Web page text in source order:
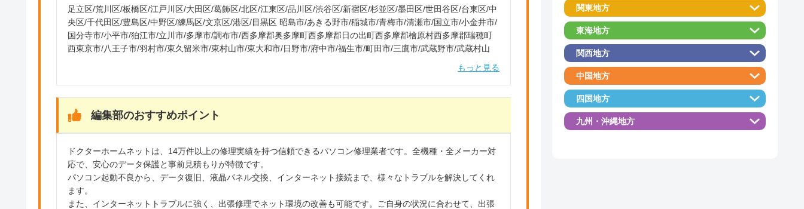
足立区/荒川区/板橋区/江戸川区/大田区/葛飾区/北区/江東区/品川区/渋谷区/新宿区/杉並区/墨田区/世田谷区/台東区/中
央区/千代田区/豊島区/中野区/練馬区/文京区/港区/目黒区 昭島市/あきる野市/稲城市/青梅市/清瀬市/国立市/小金井市/
国分寺市/小平市/狛江市/立川市/多摩市/調布市/西多摩郡奥多摩町西多摩郡日の出町西多摩郡檜原村西多摩郡瑞穂町
西東京市/八王子市/羽村市/東久留米市/東村山市/東大和市/日野市/府中市/福生市/町田市/三鷹市/武蔵野市/武蔵村山
もっと見る
編集部のおすすめポイント
ドクターホームネットは、14万件以上の修理実績を持つ信頼できるパソコン修理業者です。全機種・全メーカー対
応で、安心のデータ保護と事前見積もりが特徴です。
パソコン起動不良から、データ復旧、液晶パネル交換、インターネット接続まで、様々なトラブルを解決してくれ
ます。
また、インターネットトラブルに強く、出張修理でネット環境の改善も可能です。ご自身の状況に合わせて、出張
関東地方
東海地方
関西地方
中国地方
四国地方
九州・沖縄地方